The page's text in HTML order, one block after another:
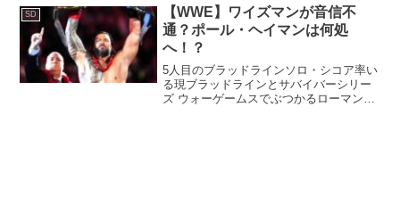
してました。長い静養ととリハビリが功
を奏したのか、欠...
SD
【WWE】ワイズマンが音信不
通？ポール・ヘイマンは何処
へ！？
5人目のブラッドラインソロ・シコア率い
る現ブラッドラインとサバイバーシリー
ズ ウォーゲームスでぶつかるローマン・